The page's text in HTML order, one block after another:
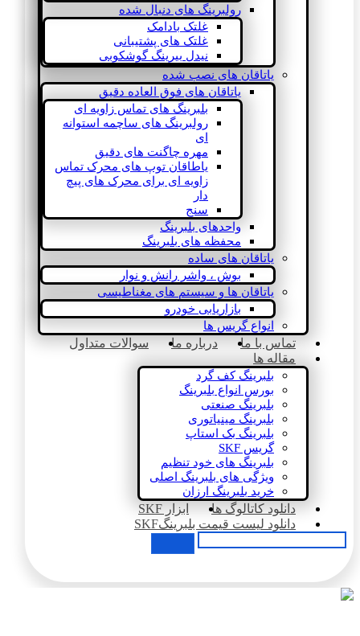
رولبرینگ های دنبال شده
غلتک بادامک
غلتک های پشتیبانی
نیدل بیرینگ گوشکوبی
یاتاقان های نصب شده
یاتاقان های فوق العاده دقیق
بلبرینگ های تماس زاویه ای
رولبرینگ های ساچمه استوانه
ای
مهره چاگنت های دقیق
یاطاقان توپ های محرک تماس
زاویه ای برای محرک های پیچ
دار
سنج
واحدهای بلبرینگ
محفظه های بلبرینگ
یاتاقان های ساده
بوش ، واشر رانش و نوار
یاتاقان ها و سیستم های مغناطیسی
بازاریابی خودرو
انواع گریس ها
تماس با ما درباره ما
سوالات متداول
مقاله ها
بلبرینگ کف گرد
بورس انواع بلبرینگ
بلبرینگ صنعتی
بلبرینگ مینیاتوری
بلبرینگ بک استاپ
گریس SKF
بلبرینگ های خود تنظیم
ویژگی های بلبرینگ اصلی
خرید بلبرینگ ارزان
دانلود کاتالوگ ها
ابزار SKF
دانلود لیست قیمت بلبرینگSKF